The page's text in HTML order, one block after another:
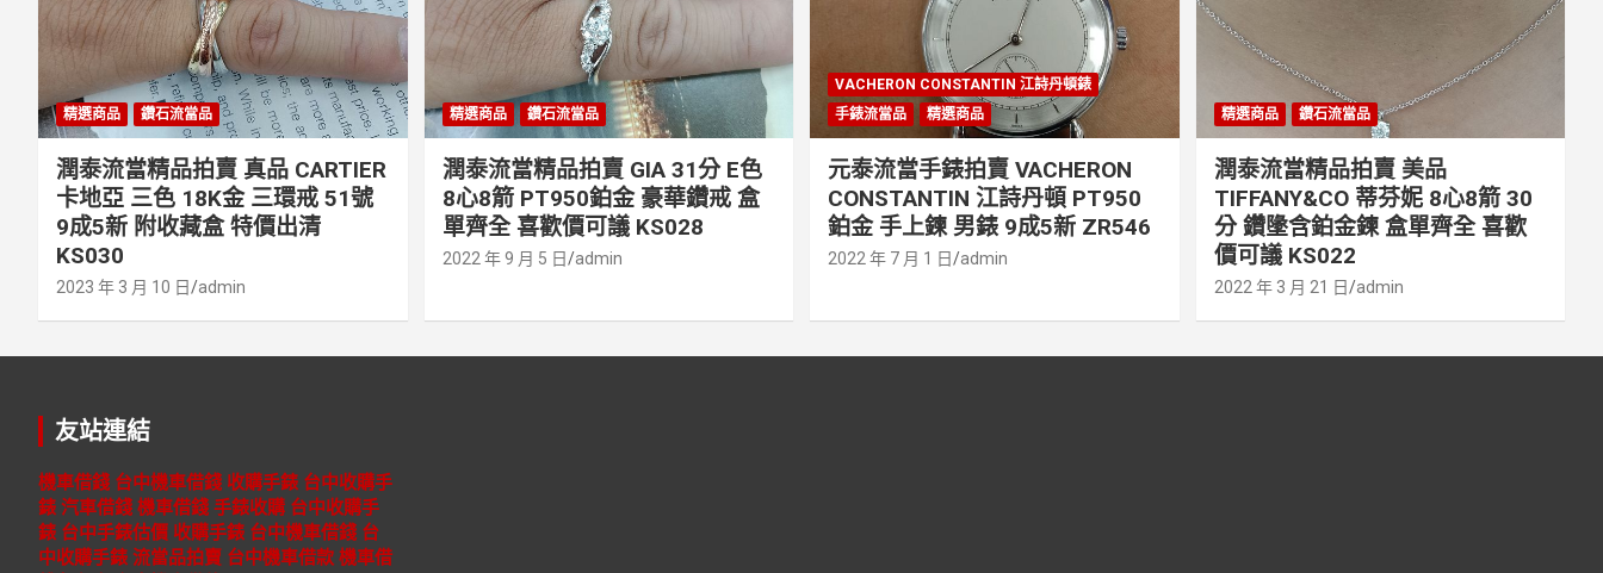
精選商品 鑽石流當品
潤泰流當精品拍賣 真品 CARTIER
卡地亞 三色 18K金 三環戒 51號
9成5新 附收藏盒 特價出清
KS030
2023 年 3 月 10 日 admin
精選商品 鑽石流當品
潤泰流當精品拍賣 GIA 31分 E色
8心8箭 PT950鉑金 豪華鑽戒 盒
單齊全 喜歡價可議 KS028
2022 年 9 月 5 日 admin
VACHERON CONSTANTIN 江詩丹頓錶
手錶流當品
精選商品
元泰流當手錶拍賣 VACHERON
CONSTANTIN 江詩丹頓 PT950
鉑金 手上鍊 男錶 9成5新 ZR546
2022 年 7 月 1 日 admin
精選商品 鑽石流當品
潤泰流當精品拍賣 美品
TIFFANY&CO 蒂芬妮 8心8箭 30
分 鑽墬含鉑金鍊 盒單齊全 喜歡
價可議 KS022
2022 年 3 月 21 日 admin
友站連結
機車借錢 台中機車借錢 收購手錶 台中收購手
錶 汽車借錢 機車借錢 手錶收購 台中收購手
錶 台中手錶估價 收購手錶 台中機車借錢 台
中收購手錶 流當品拍賣 台中機車借款 機車借